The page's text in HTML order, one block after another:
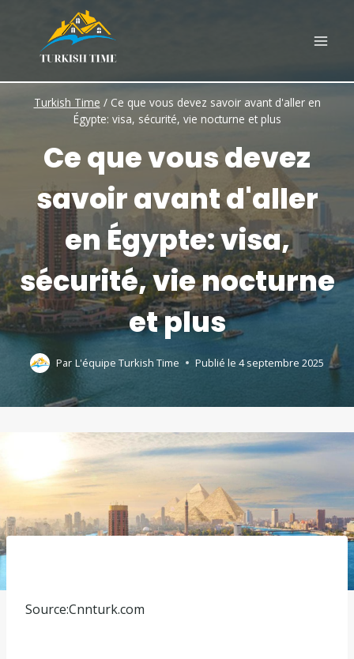
content
Turkish Time / Ce que vous devez savoir avant d'aller en
Égypte: visa, sécurité, vie nocturne et plus
Ce que vous devez
savoir avant d'aller
en Égypte: visa,
sécurité, vie nocturne
et plus
Par L'équipe Turkish Time Publié le 4 septembre 2025
Source:Cnnturk.com